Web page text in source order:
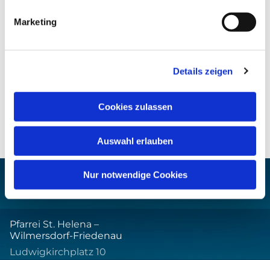
Marketing
Details zeigen
Cookies zulassen
Auswahl erlauben
Nur notwendige Cookies
Pfarrei St. Helena –
Wilmersdorf-Friedenau
Ludwigkirchplatz 10